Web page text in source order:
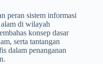
peran sistem informasi
alam di wilayah
konsep dasar
serta tantangan
dalam penanganan